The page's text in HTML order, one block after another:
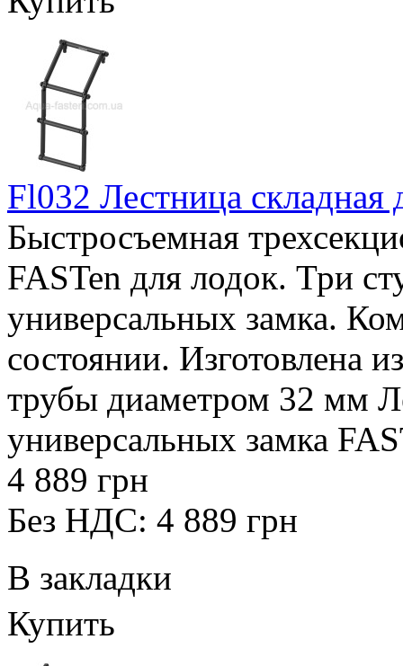
Fl032 Лестница
Быстросъемная
FASTen для лодок. Три
универсальных замка.
состоянии. Изготовлена
трубы диаметром 32 мм
универсальных замка
4 889 грн
Без НДС: 4 889 грн
В закладки
Купить